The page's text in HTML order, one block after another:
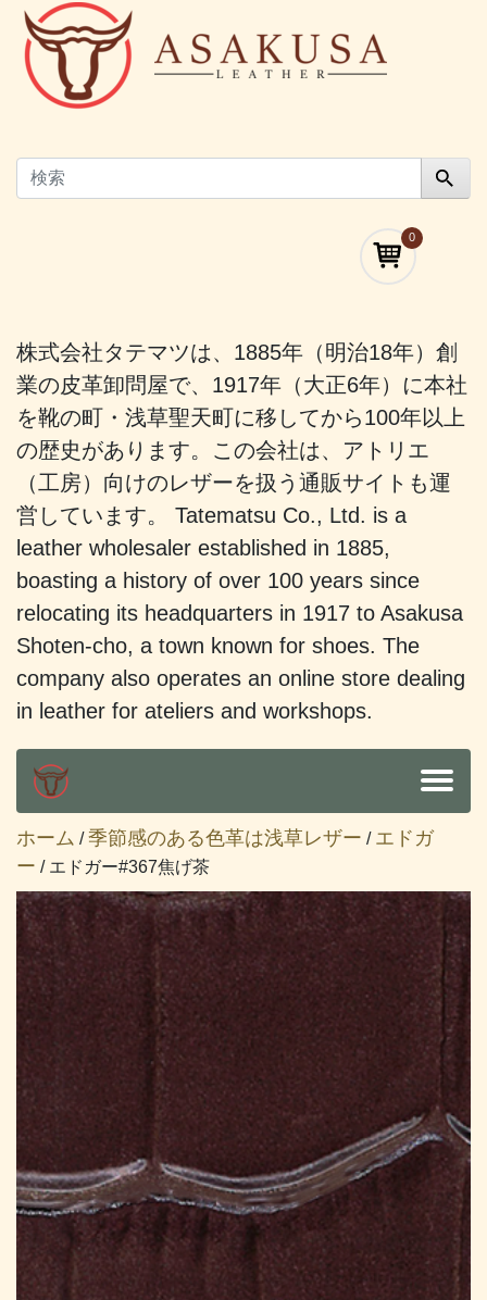
0
株式会社タテマツは、1885年（明治18年）創
業の皮革卸問屋で、1917年（大正6年）に本社
を靴の町・浅草聖天町に移してから100年以上
の歴史があります。この会社は、アトリエ
（工房）向けのレザーを扱う通販サイトも運
営しています。 Tatematsu Co., Ltd. is a
leather wholesaler established in 1885,
boasting a history of over 100 years since
relocating its headquarters in 1917 to Asakusa
Shoten-cho, a town known for shoes. The
company also operates an online store dealing
in leather for ateliers and workshops.
ホーム /季節感のある色革は浅草レザー / エドガ
ー / エドガー#367焦げ茶